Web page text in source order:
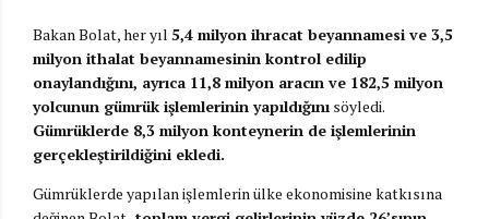
Bakan Bolat, her yıl 5,4 milyon ihracat beyannamesi ve 3,5
milyon ithalat beyannamesinin kontrol edilip
onaylandığını, ayrıca 11,8 milyon aracın ve 182,5 milyon
yolcunun gümrük işlemlerinin yapıldığını söyledi.
Gümrüklerde 8,3 milyon konteynerin de işlemlerinin
gerçekleştirildiğini ekledi.
Gümrüklerde yapılan işlemlerin ülke ekonomisine katkısına